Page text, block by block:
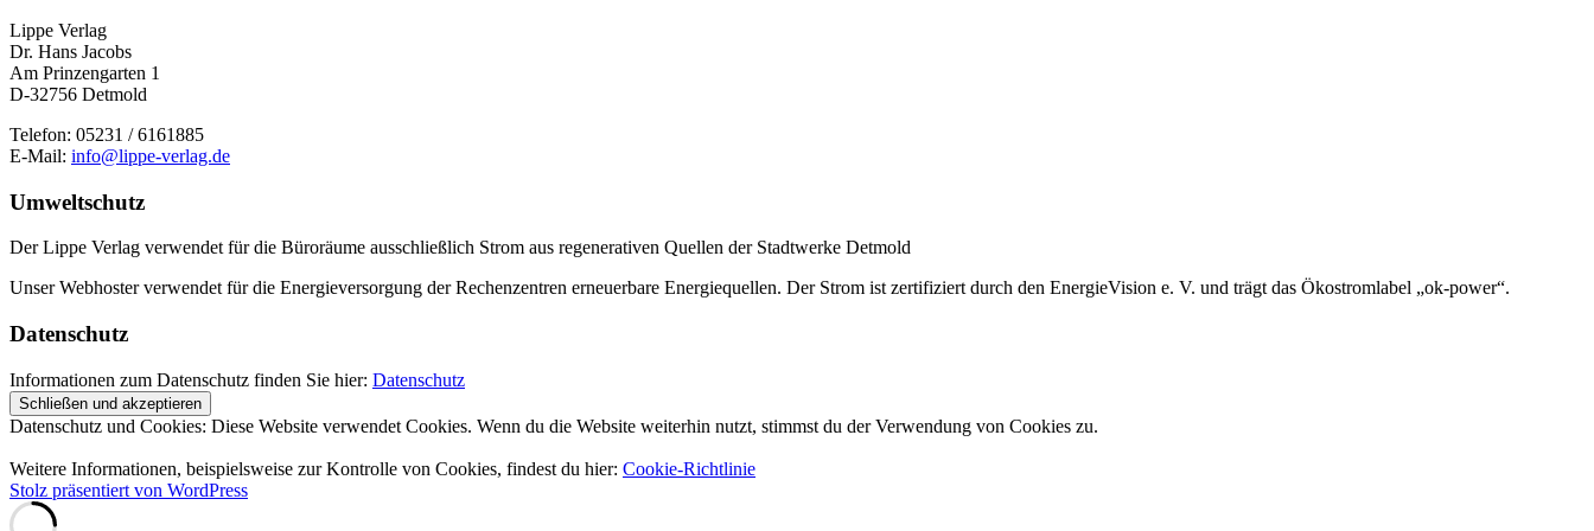
Lippe Verlag
Dr. Hans Jacobs
Am Prinzengarten 1
D-32756 Detmold
Telefon: 05231 / 6161885
E-Mail: info@lippe-verlag.de
Umweltschutz
Der Lippe Verlag verwendet für die Büroräume ausschließlich Strom aus regenerativen Quellen der Stadtwerke Detmold
Unser Webhoster verwendet für die Energieversorgung der Rechenzentren erneuerbare Energiequellen. Der Strom ist zertifiziert durch den EnergieVision e. V. und trägt das Ökostromlabel „ok-power“.
Datenschutz
Informationen zum Datenschutz finden Sie hier: Datenschutz
Datenschutz und Cookies: Diese Website verwendet Cookies. Wenn du die Website weiterhin nutzt, stimmst du der Verwendung von Cookies zu.
Weitere Informationen, beispielsweise zur Kontrolle von Cookies, findest du hier: Cookie-Richtlinie
Stolz präsentiert von WordPress